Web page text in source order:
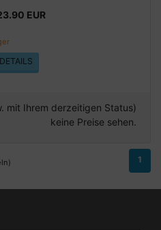
EUR
mit Ihrem derzeitigen Status)
keine Preise sehen.
1